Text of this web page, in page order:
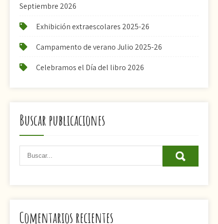
Septiembre 2026
Exhibición extraescolares 2025-26
Campamento de verano Julio 2025-26
Celebramos el Día del libro 2026
Buscar publicaciones
Comentarios recientes